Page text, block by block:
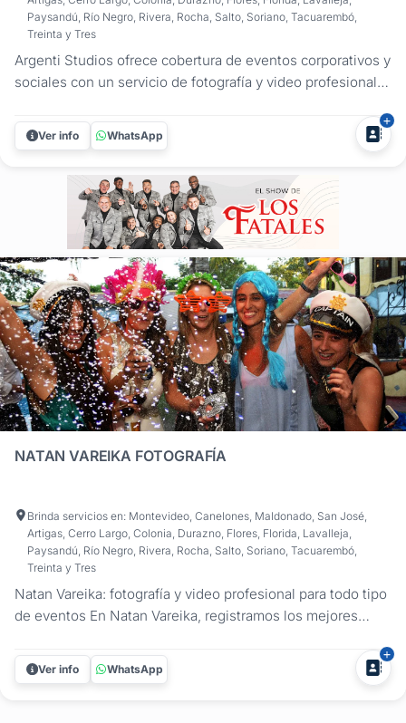
Paysandú, Río Negro, Rivera, Rocha, Salto, Soriano, Tacuarembó,
Treinta y Tres
Argenti Studios ofrece cobertura de eventos corporativos y
sociales con un servicio de fotografía y video profesional
lanzamientos de productos, aniversarios y fiestas de fin de
año con un enfoque técnico, puntual y adaptado
Ver info WhatsApp
NATAN VAREIKA FOTOGRAFÍA
Brinda servicios en: Montevideo, Canelones, Maldonado, San José,
Artigas, Cerro Largo, Colonia, Durazno, Flores, Florida, Lavalleja,
Paysandú, Río Negro, Rivera, Rocha, Salto, Soriano, Tacuarembó,
Treinta y Tres
Natan Vareika: fotografía y video profesional para todo tipo
de eventos En Natan Vareika, registramos los mejores
profesional y creativo. Ofrecemos fotografía y filmación
para todo tipo de fiestas y eventos, asegurando que cada
Ver info WhatsApp